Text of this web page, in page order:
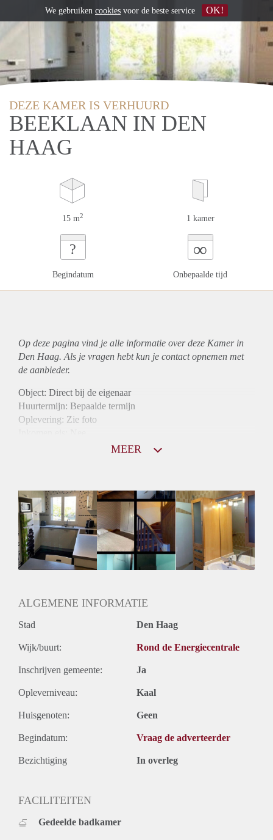
DEZE KAMER IS VERHUURD
BEEKLAAN IN DEN
HAAG
15 m2 1 kamer
?
Begindatum
∞
Onbepaalde tijd
Op deze pagina vind je alle informatie over deze Kamer in
Den Haag. Als je vragen hebt kun je contact opnemen met
de aanbieder.
Object: Direct bij de eigenaar
Huurtermijn: Bepaalde termijn
Oplevering: Zie foto
Gedeelde Douche: Ja
Gedeelde woonkamer: Ja
Huisgenoten: Ja
MEER
ALGEMENE INFORMATIE
Stad Den Haag
Wijk/buurt: Rond de Energiecentrale
Inschrijven gemeente: Ja
Opleverniveau: Kaal
Huisgenoten: Geen
Begindatum: Vraag de adverteerder
Bezichtiging In overleg
FACILITEITEN
Gedeelde badkamer
We gebruiken cookies voor de beste service OK!